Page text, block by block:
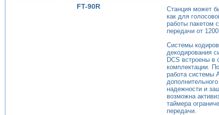
FT-90R
Станция может
как для
работы пакетом
передачи от
Системы
декодирования
DCS встроены в
комплектации.
работа системы
надежности и
возможна
таймера
передачи.